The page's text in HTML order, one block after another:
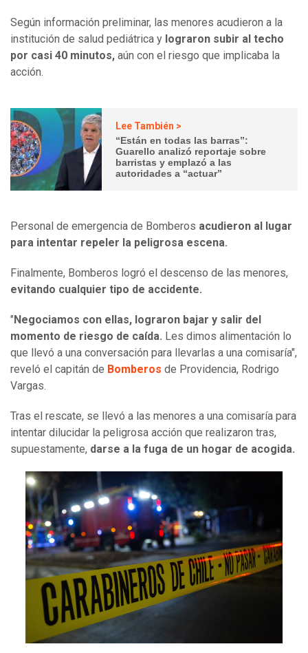
Según información preliminar, las menores acudieron a la
institución de salud pediátrica y lograron subir al techo
por casi 40 minutos, aún con el riesgo que implicaba la
acción.
Lee También >
“Están en todas las barras”:
Guarello analizó reportaje sobre
barristas y emplazó a las
autoridades a “actuar”
Personal de emergencia de Bomberos acudieron al lugar
para intentar repeler la peligrosa escena.
Finalmente, Bomberos logró el descenso de las menores,
evitando cualquier tipo de accidente.
" Negociamos con ellas, lograron bajar y salir del
momento de riesgo de caída. Les dimos alimentación lo
que llevó a una conversación para llevarlas a una comisaría",
reveló el capitán de Bomberos de Providencia, Rodrigo
Vargas.
Tras el rescate, se llevó a las menores a una comisaría para
intentar dilucidar la peligrosa acción que realizaron tras,
supuestamente, darse a la fuga de un hogar de acogida.